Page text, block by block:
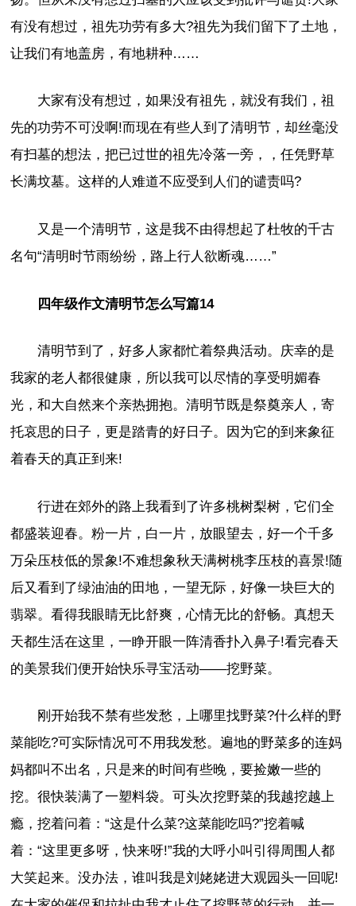
有没有想过，祖先功劳有多大?祖先为我们留下了土地，
让我们有地盖房，有地耕种……
大家有没有想过，如果没有祖先，就没有我们，祖
先的功劳不可没啊!而现在有些人到了清明节，却丝毫没
有扫墓的想法，把已过世的祖先冷落一旁，，任凭野草
长满坟墓。这样的人难道不应受到人们的谴责吗?
又是一个清明节，这是我不由得想起了杜牧的千古
名句“清明时节雨纷纷，路上行人欲断魂……”
四年级作文清明节怎么写篇14
清明节到了，好多人家都忙着祭典活动。庆幸的是
我家的老人都很健康，所以我可以尽情的享受明媚春
光，和大自然来个亲热拥抱。清明节既是祭奠亲人，寄
托哀思的日子，更是踏青的好日子。因为它的到来象征
着春天的真正到来!
行进在郊外的路上我看到了许多桃树梨树，它们全
都盛装迎春。粉一片，白一片，放眼望去，好一个千多
万朵压枝低的景象!不难想象秋天满树桃李压枝的喜景!随
后又看到了绿油油的田地，一望无际，好像一块巨大的
翡翠。看得我眼睛无比舒爽，心情无比的舒畅。真想天
天都生活在这里，一睁开眼一阵清香扑入鼻子!看完春天
的美景我们便开始快乐寻宝活动——挖野菜。
刚开始我不禁有些发愁，上哪里找野菜?什么样的野
菜能吃?可实际情况可不用我发愁。遍地的野菜多的连妈
妈都叫不出名，只是来的时间有些晚，要捡嫩一些的
挖。很快装满了一塑料袋。可头次挖野菜的我越挖越上
瘾，挖着问着：“这是什么菜?这菜能吃吗?”挖着喊
着：“这里更多呀，快来呀!”我的大呼小叫引得周围人都
大笑起来。没办法，谁叫我是刘姥姥进大观园头一回呢!